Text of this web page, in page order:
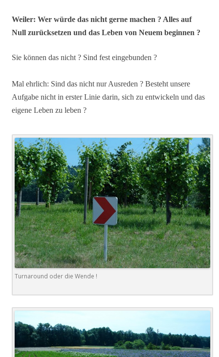
Weiler: Wer würde das nicht gerne machen ? Alles auf
Null zurücksetzen und das Leben von Neuem beginnen ?
Sie können das nicht ? Sind fest eingebunden ?
Mal ehrlich: Sind das nicht nur Ausreden ? Besteht unsere
Aufgabe nicht in erster Linie darin, sich zu entwickeln und das
eigene Leben zu leben ?
Turnaround oder die Wende !